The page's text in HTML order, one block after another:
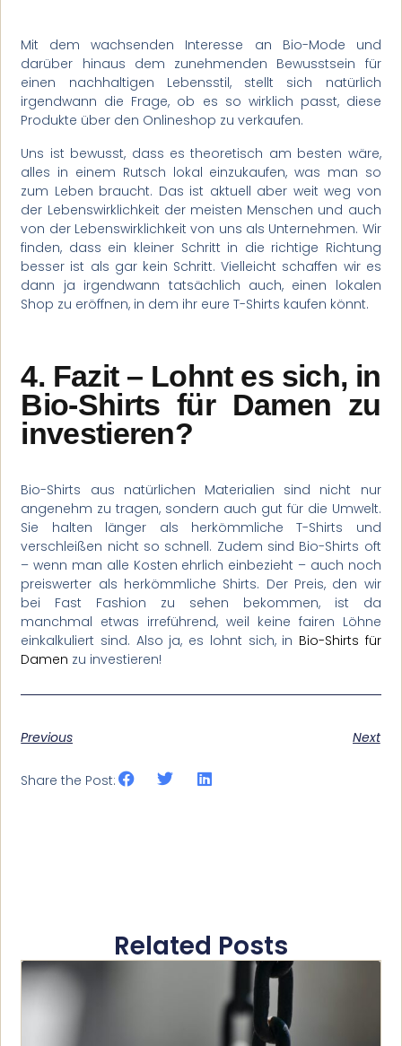
Mit dem wachsenden Interesse an Bio-Mode und
darüber hinaus dem zunehmenden Bewusstsein für
einen nachhaltigen Lebensstil, stellt sich natürlich
irgendwann die Frage, ob es so wirklich passt, diese
Produkte über den Onlineshop zu verkaufen.
Uns ist bewusst, dass es theoretisch am besten wäre,
alles in einem Rutsch lokal einzukaufen, was man so
zum Leben braucht. Das ist aktuell aber weit weg von
der Lebenswirklichkeit der meisten Menschen und auch
von der Lebenswirklichkeit von uns als Unternehmen. Wir
finden, dass ein kleiner Schritt in die richtige Richtung
besser ist als gar kein Schritt. Vielleicht schaffen wir es
dann ja irgendwann tatsächlich auch, einen lokalen
Shop zu eröffnen, in dem ihr eure T-Shirts kaufen könnt.
4. Fazit – Lohnt es sich, in
Bio-Shirts für Damen zu
investieren?
Bio-Shirts aus natürlichen Materialien sind nicht nur
angenehm zu tragen, sondern auch gut für die Umwelt.
Sie halten länger als herkömmliche T-Shirts und
verschleißen nicht so schnell. Zudem sind Bio-Shirts oft
– wenn man alle Kosten ehrlich einbezieht – auch noch
preiswerter als herkömmliche Shirts. Der Preis, den wir
bei Fast Fashion zu sehen bekommen, ist da
manchmal etwas irreführend, weil keine fairen Löhne
einkalkuliert sind. Also ja, es lohnt sich, in Bio-Shirts für
Damen zu investieren!
Previous Next
Share the Post:
Related Posts